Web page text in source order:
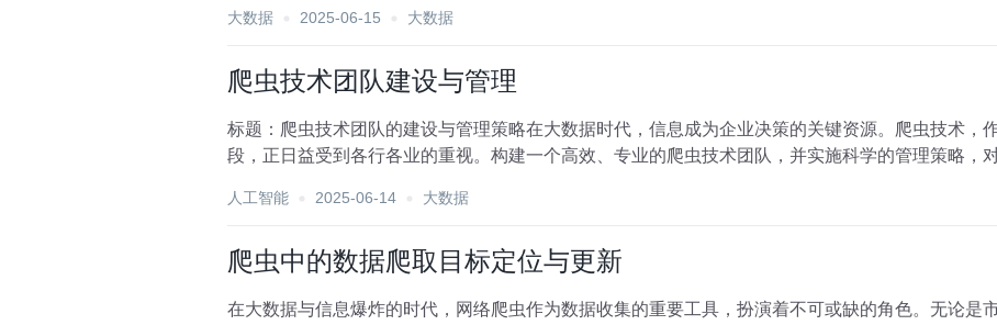
大数据 2025-06-15 大数据
爬虫技术团队建设与管理
标题：爬虫技术团队的建设与管理策略在大数据时代，信息成为企业决策的关键资源。爬虫技术，
段，正日益受到各行各业的重视。构建一个高效、专业的爬虫技术团队，并实施科学的管理策略，
人工智能 2025-06-14 大数据
爬虫中的数据爬取目标定位与更新
在大数据与信息爆炸的时代，网络爬虫作为数据收集的重要工具，扮演着不可或缺的角色。无论是